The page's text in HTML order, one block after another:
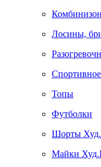
Лосины,
Топы
Футболки
Шорты
Майки